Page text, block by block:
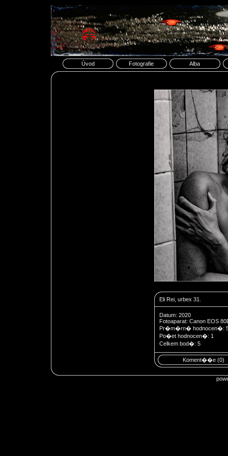
Úvod Fotografie Alba
Eli Rei, urbex 31.
Datum: 2020
Fotoaparat: Canon EOS
Pr�m�rn� hodnocen�:
Po�et hodnocen�: 1
Celkem bod�: 5
Koment��e (0)